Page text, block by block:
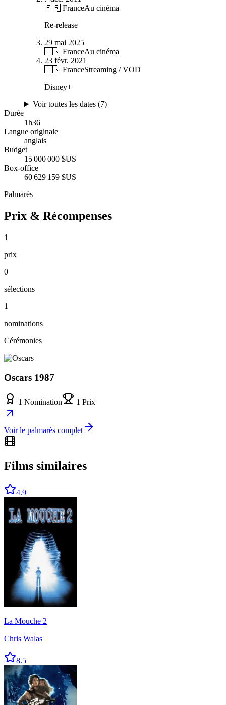
🇫🇷 FranceAu cinéma
Re-release
29 mai 2025
🇫🇷 FranceAu cinéma
23 févr. 2021
🇫🇷 FranceStreaming / VOD
Disney+
Voir toutes les dates (7)
Durée
1h36
Langue originale
anglais
Budget
15 000 000 $US
Box-office
60 629 159 $US
Palmarès
Prix & Récompenses
1
prix
0
sélections
1
nominations
Cérémonies
Oscars 1987
1 Nomination 1 Prix
Voir le palmarès complet
Films similaires
4.9
La Mouche 2
Chris Walas
8.5